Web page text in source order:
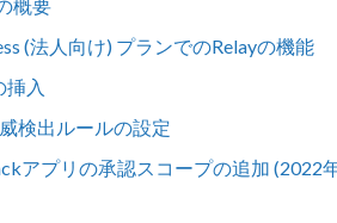
概要
(法人向け) プランでのRelayの機能
挿入
検出ルールの設定
アプリの承認スコープの追加 (2022